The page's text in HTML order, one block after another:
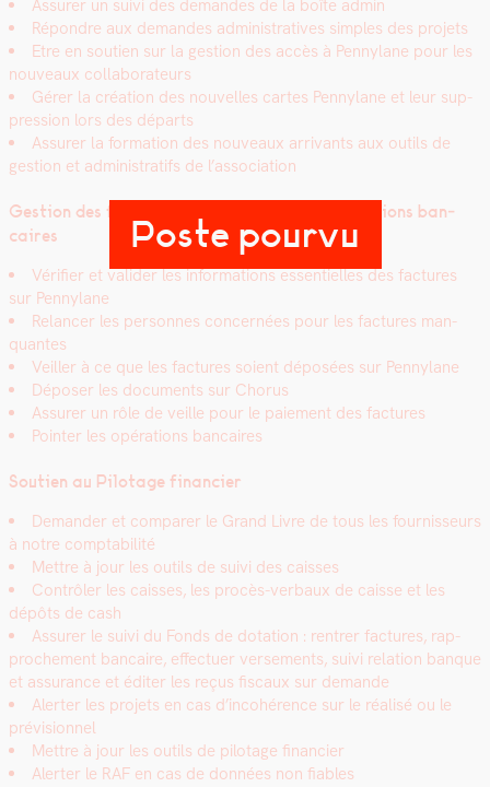
Poste pourvu
Assur­er un suivi des deman­des de la boîte admin
Répon­dre aux deman­des admin­is­tra­tives sim­ples des pro­jets
Etre en sou­tien sur la ges­tion des accès à Pen­ny­lane pour les
nou­veaux col­lab­o­ra­teurs
Gér­er la créa­tion des nou­velles cartes Pen­ny­lane et leur sup­
pres­sion lors des départs
Assur­er la for­ma­tion des nou­veaux arrivants aux out­ils de
ges­tion et admin­is­trat­ifs de l’association
Ges­tion des fac­tures / notes de frais et opéra­tions ban­
caires
Véri­fi­er et valid­er les infor­ma­tions essen­tielles des fac­tures
sur Pen­ny­lane
Relancer les per­son­nes con­cernées pour les fac­tures man­
quantes
Veiller à ce que les fac­tures soient déposées sur Pen­ny­lane
Dépos­er les doc­u­ments sur Cho­rus
Assur­er un rôle de veille pour le paiement des fac­tures
Point­er les opéra­tions ban­caires
Sou­tien au Pilotage financier
Deman­der et com­par­er le Grand Livre de tous les four­nisseurs
à notre compt­abil­ité
Met­tre à jour les out­ils de suivi des caiss­es
Con­trôler les caiss­es, les procès-ver­baux de caisse et les
dépôts de cash
Assur­er le suivi du Fonds de dota­tion : ren­tr­er fac­tures, rap­
proche­ment ban­caire, effectuer verse­ments, suivi rela­tion banque
et assur­ance et éditer les reçus fis­caux sur demande
Alert­er les pro­jets en cas d’incohérence sur le réal­isé ou le
prévi­sion­nel
Met­tre à jour les out­ils de pilotage financier
Alert­er le RAF en cas de don­nées non fiables